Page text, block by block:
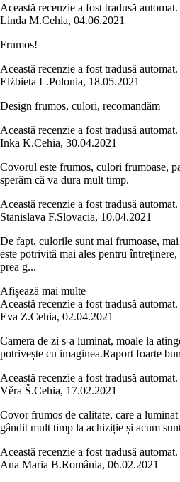
Această recenzie a fost tradusă automat.
Linda M.Cehia, 04.06.2021
Frumos!
Această recenzie a fost tradusă automat.
Elżbieta L.Polonia, 18.05.2021
Design frumos, culori, recomandăm
Această recenzie a fost tradusă automat.
Inka K.Cehia, 30.04.2021
Covorul este frumos, culori frumoase,
sperăm că va dura mult timp.
Această recenzie a fost tradusă automat.
Stanislava F.Slovacia, 10.04.2021
De fapt, culorile sunt mai frumoase,
este potrivită mai ales pentru
prea g...
Afișează mai multe
Această recenzie a fost tradusă automat.
Eva Z.Cehia, 02.04.2021
Camera de zi s-a luminat, moale la
potrivește cu imaginea.Raport foarte
Această recenzie a fost tradusă automat.
Věra Š.Cehia, 17.02.2021
Covor frumos de calitate, care a
gândit mult timp la achiziție și acum
Această recenzie a fost tradusă automat.
Ana Maria B.România, 06.02.2021